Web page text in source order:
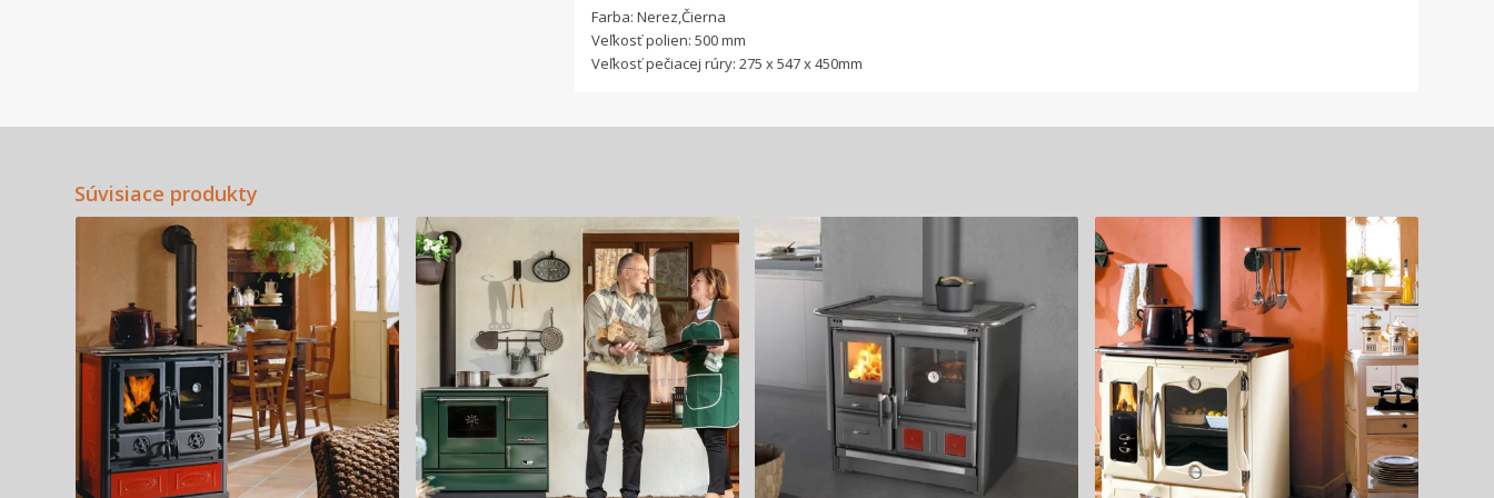
Farba: Nerez,Čierna
Veľkosť polien: 500 mm
Veľkosť pečiacej rúry: 275 x 547 x 450mm
Súvisiace produkty